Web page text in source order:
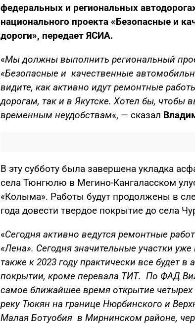
федеральных и региональных
национального проекта «Безопасные и
дороги», передает ЯСИА.
«Мы должны выполнить региональный
«Безопасные и качественные
видите, как активно идут ремонтные
дорогам, так и в Якутске. Хотел бы, чтобы
временным неудобствам«, — сказал
В эту субботу была завершена укладка
села Тюнгюлю в Мегино-Кангаласском
«Колыма». Работы будут продолжены в
года довести твердое покрытие до села
«Сегодня активно ведутся ремонтные
«Лена». Сегодня значительные участки
также к 2023 году практически все будет в
покрытии, кроме перевала ТИТ. По ФАД
самое ближайшее время открытие
реку Тюкян на границе Нюрбинского и
Малая Ботуобия в Мирнинском районе,